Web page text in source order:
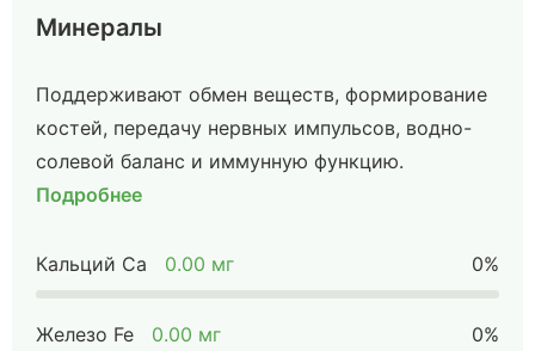
Минералы
Поддерживают обмен веществ, формирование
костей, передачу нервных импульсов, водно-
солевой баланс и иммунную функцию.
Подробнее
Кальций Ca 0.00 мг 0%
Железо Fe 0.00 мг 0%